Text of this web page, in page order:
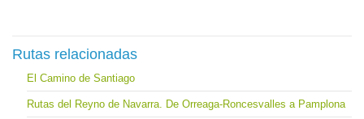
Rutas relacionadas
El Camino de Santiago
Rutas del Reyno de Navarra. De Orreaga-Roncesvalles a Pamplona